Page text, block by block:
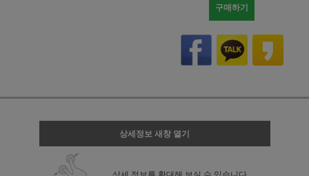
구매하기
상세정보 새창 열기
상세 정보를 확대해 보실 수 있습니다.